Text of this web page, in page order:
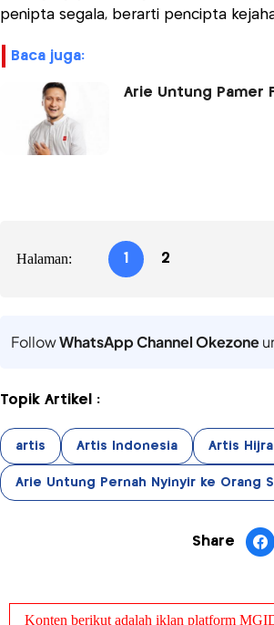
penipta segala, berarti pencipta
baca juga:
Arie Untung Pamer
Halaman: 1 2
FollowWhatsApp Channel Okezone
Topik Artikel :
artis Artis Indonesia Artis
Arie Untung Pernah Nyinyir ke Orang
Share